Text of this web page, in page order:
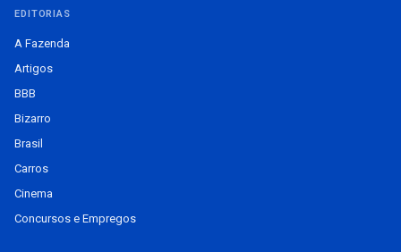
EDITORIAS
A Fazenda
Artigos
BBB
Bizarro
Brasil
Carros
Cinema
Concursos e Empregos